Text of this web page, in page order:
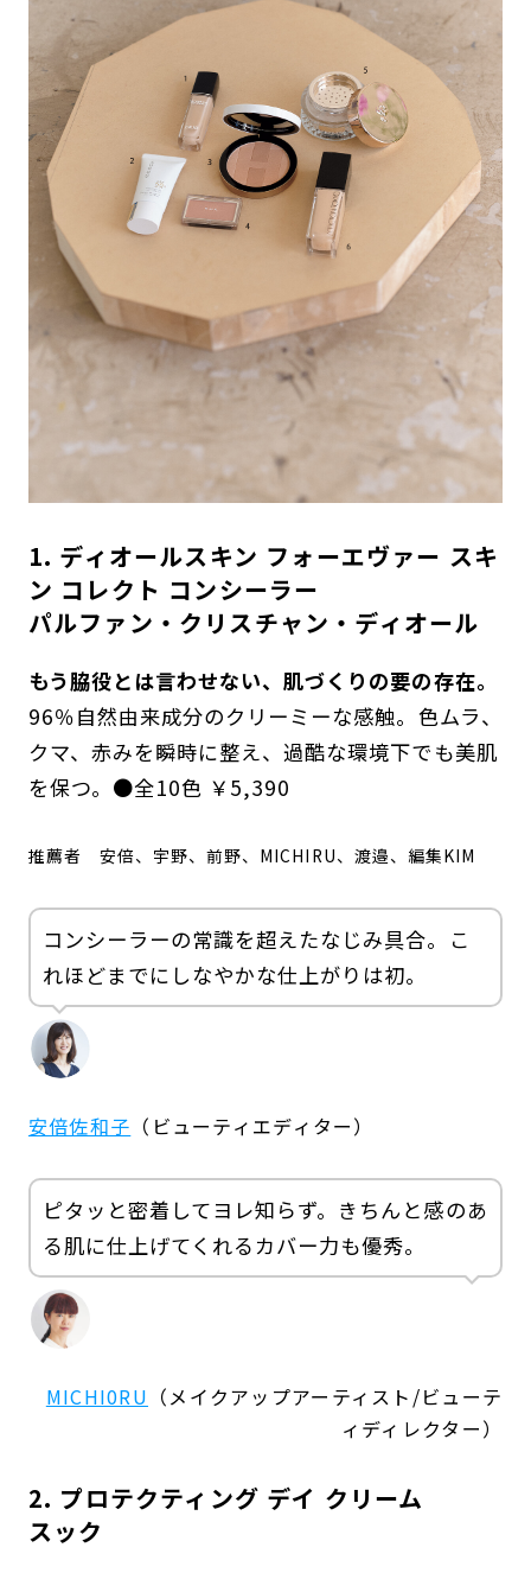
1. ディオールスキン フォーエヴァー スキ
ン コレクト コンシーラー
パルファン・クリスチャン・ディオール
もう脇役とは言わせない、肌づくりの要の存在。
96％自然由来成分のクリーミーな感触。色ムラ、
クマ、赤みを瞬時に整え、過酷な環境下でも美肌
を保つ。●全10色 ￥5,390
推薦者 安倍、宇野、前野、MICHIRU、渡邉、編集KIM
コンシーラーの常識を超えたなじみ具合。こ
れほどまでにしなやかな仕上がりは初。
安倍佐和子 （ビューティエディター）
ピタッと密着してヨレ知らず。きちんと感のあ
る肌に仕上げてくれるカバー力も優秀。
MICHI0RU （メイクアップアーティスト/ビューテ
ィディレクター）
2. プロテクティング デイ クリーム
スック